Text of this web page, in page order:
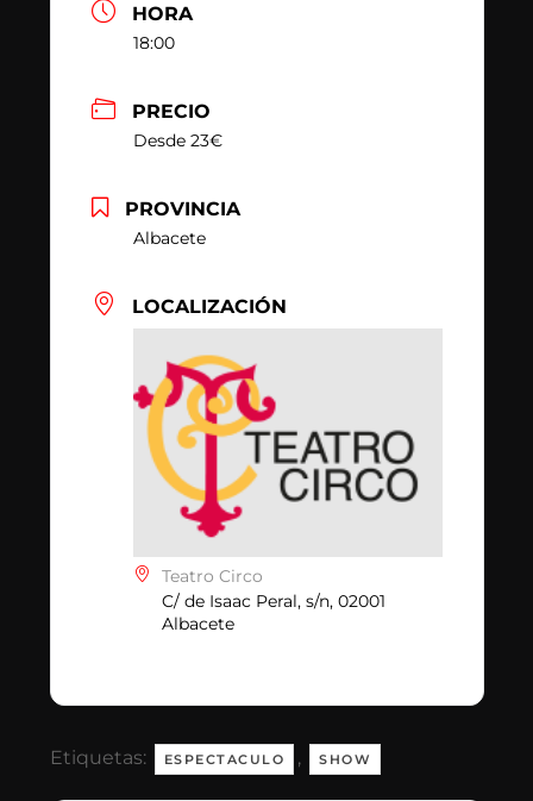
HORA
18:00
PRECIO
Desde 23€
PROVINCIA
Albacete
LOCALIZACIÓN
Teatro Circo
C/ de Isaac Peral, s/n, 02001
Albacete
Etiquetas: ESPECTACULO , SHOW